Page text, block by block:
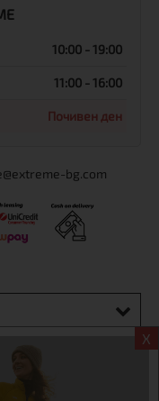
X
10:00 - 19:00
11:00 - 16:00
Почивен ден
bg.com
адрес
офис 1, магазини
895461012